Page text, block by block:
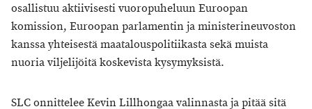
osallistuu aktiivisesti vuoropuheluun Euroopan
komission, Euroopan parlamentin ja ministerineuvoston
kanssa yhteisestä maatalouspolitiikasta sekä muista
nuoria viljelijöitä koskevista kysymyksistä.
SLC onnittelee Kevin Lillhongaa valinnasta ja pitää sitä